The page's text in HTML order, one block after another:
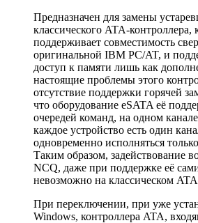
Предназначен для замены
классического ATA-контроллера,
поддерживает совместимость
оригинальной IBM PC/AT, и
доступ к памяти лишь как
настоящие проблемы этого
отсутствие поддержки горячей
что оборудование eSATA её
очередей команд, на одном
каждое устройство есть один
одновременно исполняться
Таким образом, задействование
NCQ, даже при поддержке её
невозможно на классическом
При переключении, при уже
Windows, контроллера ATA,